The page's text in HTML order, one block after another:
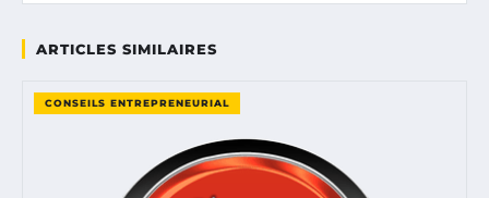
ARTICLES SIMILAIRES
CONSEILS ENTREPRENEURIAL